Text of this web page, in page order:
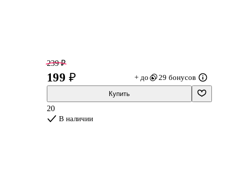
239 ₽
199 ₽ + до 29 бонусов
Купить
20
В наличии